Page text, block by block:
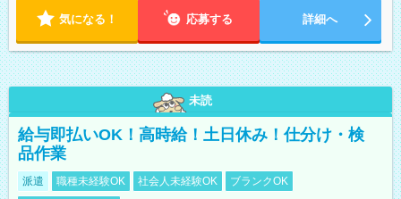
気になる！ 応募する 詳細へ
未読
給与即払いOK！高時給！土日休み！仕分け・検
品作業
派遣 職種未経験OK 社会人未経験OK
ブランクOK